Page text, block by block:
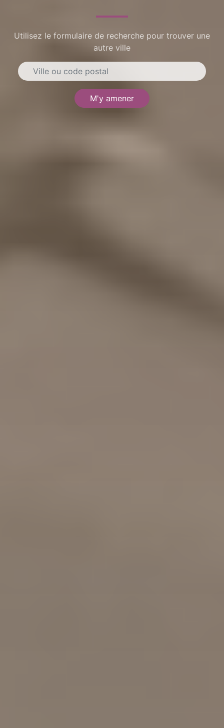
Utilisez le formulaire de recherche pour trouver une
autre ville
M'y amener